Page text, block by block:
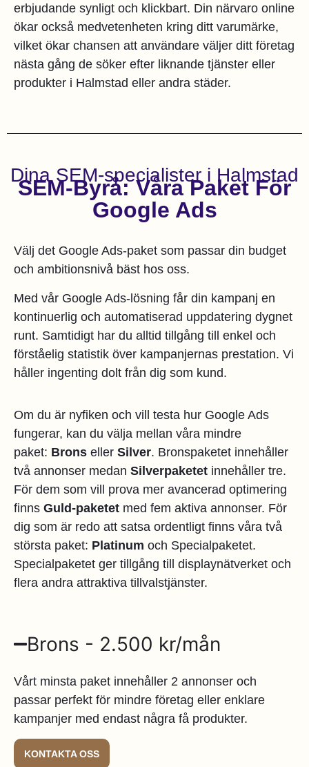
erbjudande synligt och klickbart. Din närvaro online
ökar också medvetenheten kring ditt varumärke,
vilket ökar chansen att användare väljer ditt företag
nästa gång de söker efter liknande tjänster eller
produkter i Halmstad eller andra städer.
Dina SEM-specialister i Halmstad
SEM-Byrå: Våra Paket För
Google Ads
Välj det Google Ads-paket som passar din budget
och ambitionsnivå bäst hos oss.
Med vår Google Ads-lösning får din kampanj en
kontinuerlig och automatiserad uppdatering dygnet
runt. Samtidigt har du alltid tillgång till enkel och
förståelig statistik över kampanjernas prestation. Vi
håller ingenting dolt från dig som kund.
Om du är nyfiken och vill testa hur Google Ads
fungerar, kan du välja mellan våra mindre
paket: Brons eller Silver. Bronspaketet innehåller
två annonser medan Silverpaketet innehåller tre.
För dem som vill prova mer avancerad optimering
finns Guld-paketet med fem aktiva annonser. För
dig som är redo att satsa ordentligt finns våra två
största paket: Platinum och Specialpaketet.
Specialpaketet ger tillgång till displaynätverket och
flera andra attraktiva tillvalstjänster.
Brons - 2.500 kr/mån
Vårt minsta paket innehåller 2 annonser och
passar perfekt för mindre företag eller enklare
kampanjer med endast några få produkter.
KONTAKTA OSS